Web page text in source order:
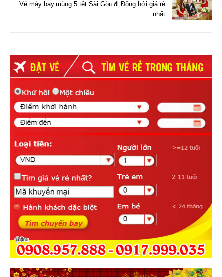
Vé máy bay mùng 5 tết Sài Gòn đi Đồng hới giá rẻ
nhất